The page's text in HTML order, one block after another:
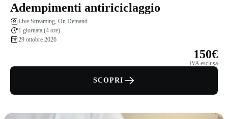
Adempimenti antiriciclaggio
Live Streaming, On Demand
1 giornata (4 ore)
29 ottobre 2026
150€
IVA esclusa
SCOPRI